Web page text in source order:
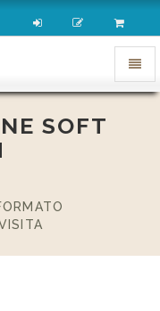
Apri
menu
SOFT